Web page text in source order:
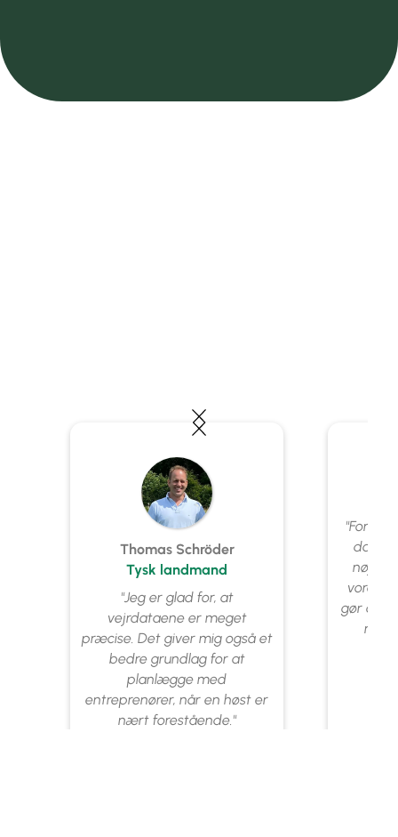
Thomas Schröder
Tysk landmand
"Jeg er glad for, at
vejrdataene er meget
præcise. Det giver mig også et
bedre grundlag for at
planlægge med
entreprenører, når en høst er
nært forestående."
"For
dagen
vores
gør det